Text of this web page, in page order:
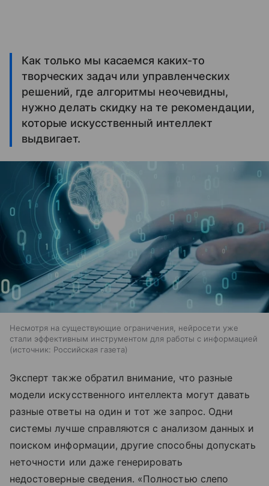
Как только мы касаемся каких-то
творческих задач или управленческих
решений, где алгоритмы неочевидны,
нужно делать скидку на те рекомендации,
которые искусственный интеллект
выдвигает.
Несмотря на существующие ограничения, нейросети уже
стали эффективным инструментом для работы с информацией
источник: Российская газета
Эксперт также обратил внимание, что разные
модели искусственного интеллекта могут давать
разные ответы на один и тот же запрос. Одни
системы лучше справляются с анализом данных и
поиском информации, другие способны допускать
неточности или даже генерировать
недостоверные сведения. «Полностью слепо